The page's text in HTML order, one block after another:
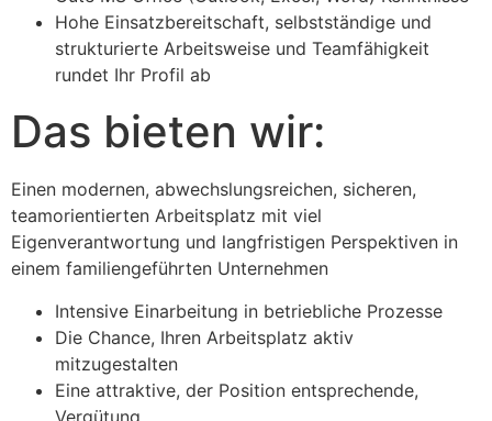
Hohe Einsatzbereitschaft, selbstständige und
strukturierte Arbeitsweise und Teamfähigkeit
rundet Ihr Profil ab
Das bieten wir:
Einen modernen, abwechslungsreichen, sicheren,
teamorientierten Arbeitsplatz mit viel
Eigenverantwortung und langfristigen Perspektiven in
einem familiengeführten Unternehmen
Intensive Einarbeitung in betriebliche Prozesse
Die Chance, Ihren Arbeitsplatz aktiv
mitzugestalten
Eine attraktive, der Position entsprechende,
Vergütung